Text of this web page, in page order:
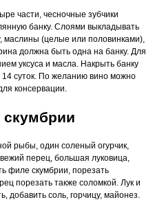
части, чесночные зубчики
банку. Слоями выкладывать
маслины (целые или половинками),
должна быть одна на банку. Для
уксуса и масла. Накрыть банку
14 суток. По желанию вино можно
консервации.
скумбрии
рыбы, один соленый огурчик,
перец, большая луковица,
филе скумбрии, порезать
порезать также соломкой. Лук и
добавить соль, горчицу, майонез.